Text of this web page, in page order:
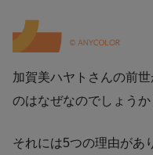
加賀美ハヤトさんの前
のはなぜなのでしょうか
それには5つの理由があ